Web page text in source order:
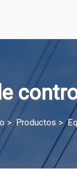
>Productos >